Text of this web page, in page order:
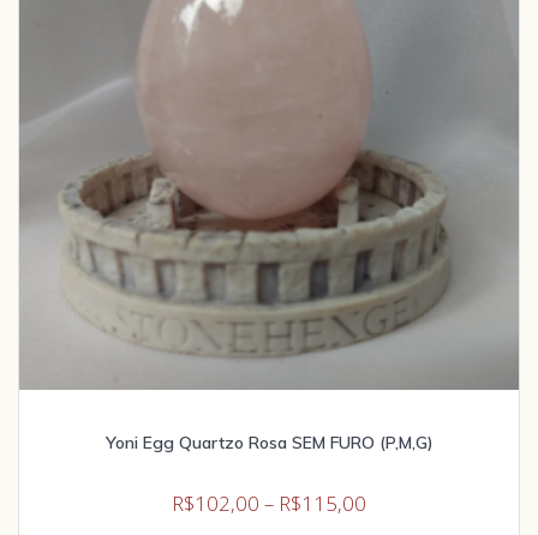
Yoni Egg Quartzo Rosa SEM FURO (P,M,G)
R$102,00 – R$115,00